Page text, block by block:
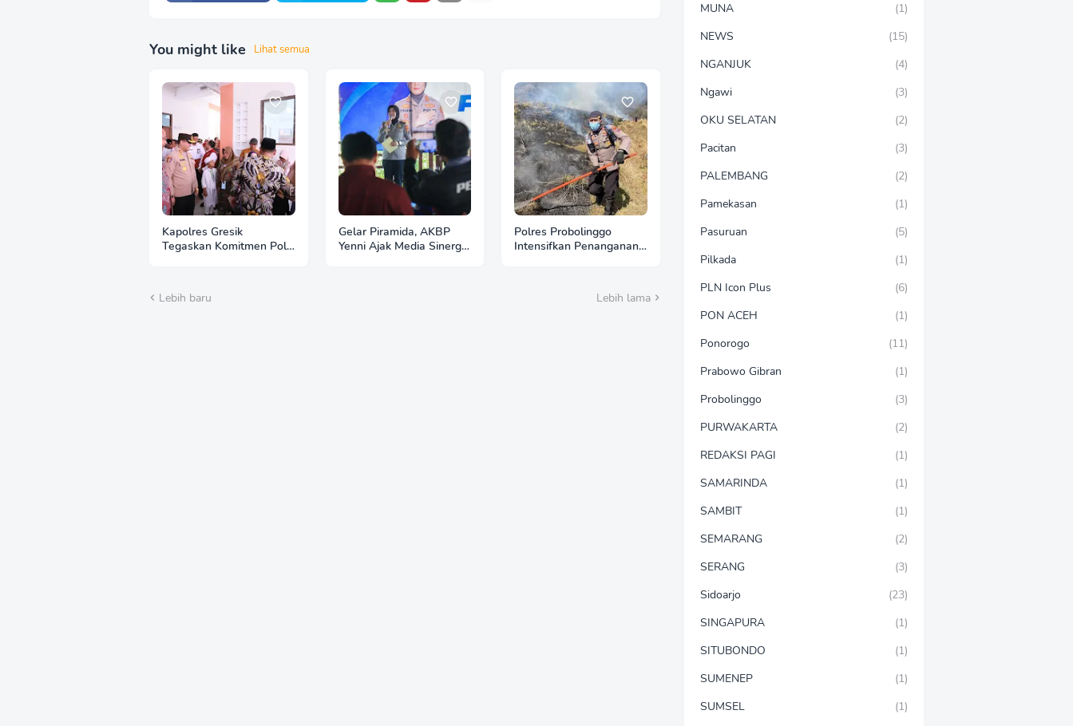
You might like Lihat semua
Kapolres Gresik
Tegaskan Komitmen Polri
Gelar Piramida, AKBP
Yenni Ajak Media Sinergi
Polres Probolinggo
Intensifkan Penanganan
Lebih baru
Lebih lama
MUNA
(1)
NEWS
(15)
NGANJUK
(4)
Ngawi
(3)
OKU SELATAN
(2)
Pacitan
(3)
PALEMBANG
(2)
Pamekasan
(1)
Pasuruan
(5)
Pilkada
(1)
PLN Icon Plus
(6)
PON ACEH
(1)
Ponorogo
(11)
Prabowo Gibran
(1)
Probolinggo
(3)
PURWAKARTA
(2)
REDAKSI PAGI
(1)
SAMARINDA
(1)
SAMBIT
(1)
SEMARANG
(2)
SERANG
(3)
Sidoarjo
(23)
SINGAPURA
(1)
SITUBONDO
(1)
SUMENEP
(1)
SUMSEL
(1)